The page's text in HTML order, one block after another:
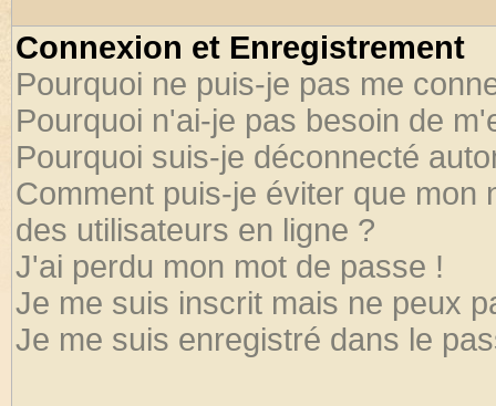
Connexion et Enregistrement
Pourquoi ne puis-je pas me
Pourquoi n'ai-je pas besoin de
Pourquoi suis-je déconnecté
Comment puis-je éviter que mon
des utilisateurs en ligne ?
J'ai perdu mon mot de passe !
Je me suis inscrit mais ne peux
Je me suis enregistré dans le